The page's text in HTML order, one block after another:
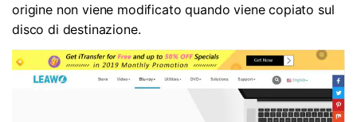
origine non viene modificato quando viene copiato sul
disco di destinazione.